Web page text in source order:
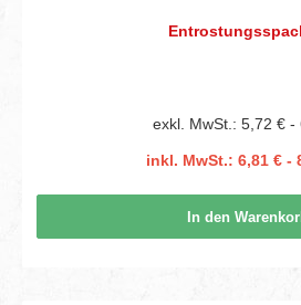
exkl. MwSt.: 5,72 € -
inkl. MwSt.: 6,81 € -
In den